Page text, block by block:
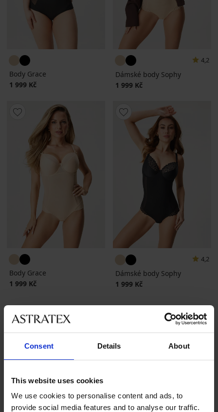
Consent Details About
This website uses cookies
We use cookies to personalise content and ads, to
provide social media features and to analyse our traffic.
Body Grace
1 999 Kč
4,2
Dámské body Sophy
1 999 Kč
Body Grace
1 999 Kč
4,2
Dámské body Sophy
1 999 Kč